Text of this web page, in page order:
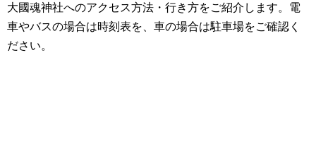
大國魂神社へのアクセス方法・行き方をご紹介します。電
車やバスの場合は時刻表を、車の場合は駐車場をご確認く
ださい。